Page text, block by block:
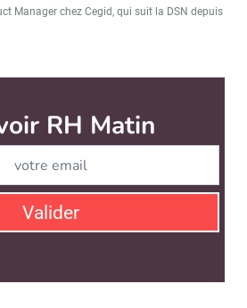
Manager chez Cegid, qui suit la DSN depuis
RH Matin
Valider